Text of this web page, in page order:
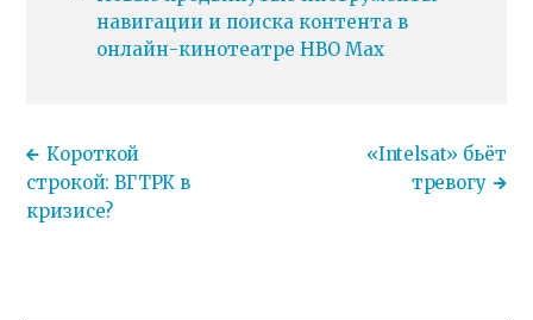
навигации и поиска контента в
онлайн-кинотеатре HBO Max
Короткой
строкой: ВГТРК в
кризисе?
«Intelsat» бьёт
тревогу